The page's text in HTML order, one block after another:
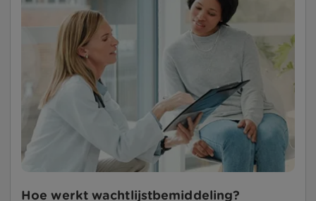
Hoe werkt wachtlijstbemiddeling?